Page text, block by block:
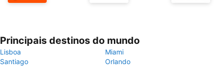
Principais destinos do mundo
Lisboa
Miami
Santiago
Orlando